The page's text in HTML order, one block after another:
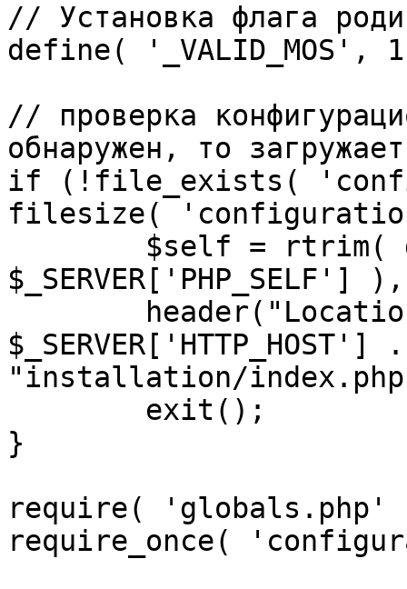
// Установка флага
define( '_VALID_MOS',
// проверка
обнаружен, то
if (!file_exists(
filesize(
"installation/
}
require(
require_once(